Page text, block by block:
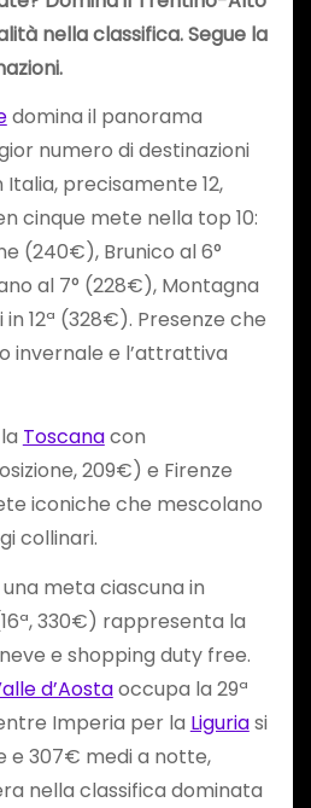
nella classifica. Segue la
domina il panorama
numero di destinazioni
precisamente 12,
cinque mete nella top 10:
(240€), Brunico al 6°
al 7° (228€), Montagna
in 12ª (328€). Presenze che
invernale e l’attrattiva
Toscanacon
209€) e Firenze
iconiche che mescolano
collinari.
meta ciascuna in
330€) rappresenta la
e shopping duty free.
d’Aostaoccupa la 29ª
Imperia per la Liguriasi
e 307€ medi a notte,
nella classifica dominata